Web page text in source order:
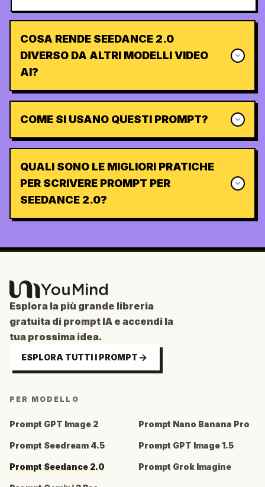
COSA RENDE SEEDANCE 2.0
DIVERSO DA ALTRI MODELLI VIDEO
AI?
COME SI USANO QUESTI PROMPT?
QUALI SONO LE MIGLIORI PRATICHE
PER SCRIVERE PROMPT PER
SEEDANCE 2.0?
Esplora la più grande libreria
gratuita di prompt IA e accendi la
tua prossima idea.
ESPLORA TUTTI I PROMPT
PER MODELLO
Prompt GPT Image 2 Prompt Nano Banana Pro
Prompt Seedream 4.5 Prompt GPT Image 1.5
Prompt Seedance 2.0 Prompt Grok Imagine